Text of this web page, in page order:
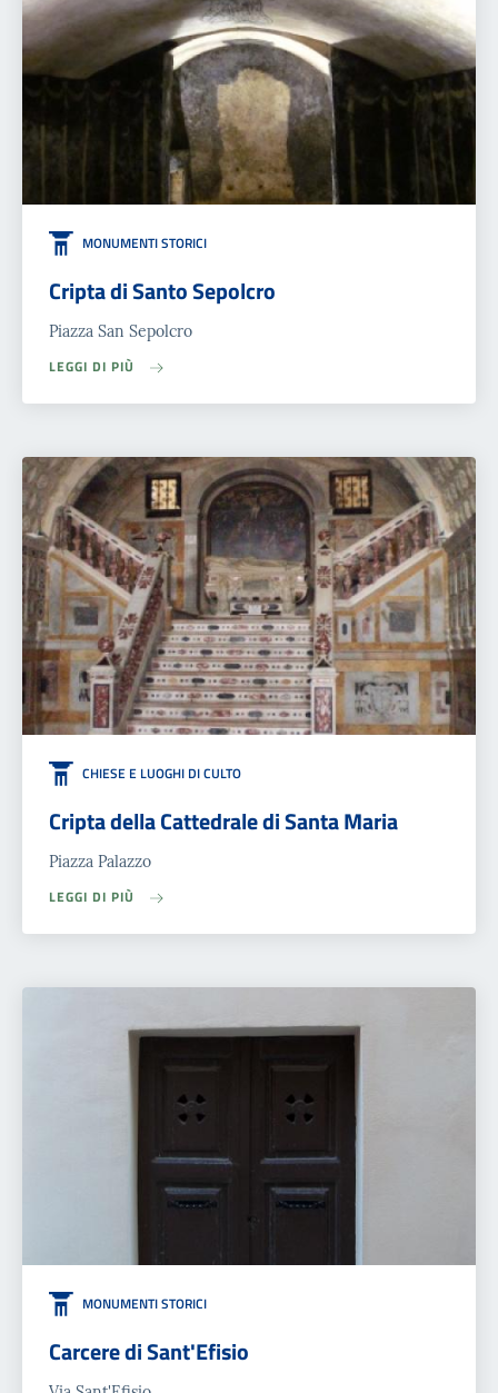
MONUMENTI STORICI
Cripta di Santo Sepolcro
Piazza San Sepolcro
LEGGI DI PIÙ
CHIESE E LUOGHI DI CULTO
Cripta della Cattedrale di Santa Maria
Piazza Palazzo
LEGGI DI PIÙ
MONUMENTI STORICI
Carcere di Sant'Efisio